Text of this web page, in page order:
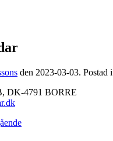
den 2023-03-03. Postad i
DK-4791 BORRE